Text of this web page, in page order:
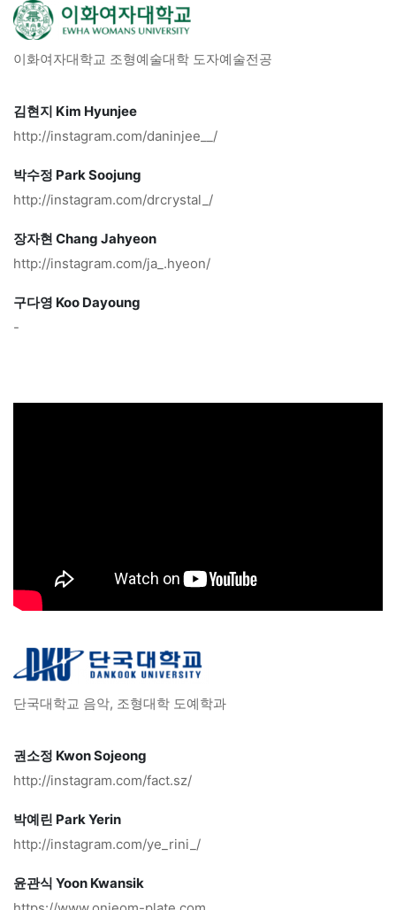
이화여자대학교 조형예술대학 도자예술전공
김현지 Kim Hyunjee
http://instagram.com/daninjee__/
박수정 Park Soojung
http://instagram.com/drcrystal_/
장자현 Chang Jahyeon
http://instagram.com/ja_.hyeon/
구다영 Koo Dayoung
-
단국대학교 음악, 조형대학 도예학과
권소정 Kwon Sojeong
http://instagram.com/fact.sz/
박예린 Park Yerin
http://instagram.com/ye_rini_/
윤관식 Yoon Kwansik